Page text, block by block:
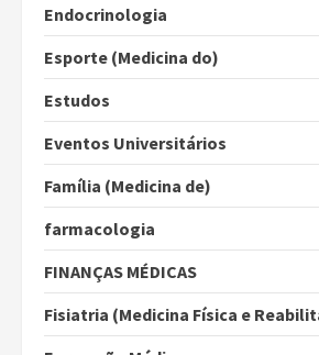
Endocrinologia
Esporte (Medicina do)
Estudos
Eventos Universitários
Família (Medicina de)
farmacologia
FINANÇAS MÉDICAS
Fisiatria (Medicina Física e